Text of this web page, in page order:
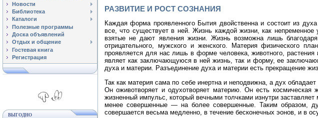
Новости
Библиотека
Каталоги
Полезные программы
Доска объявлений
Отдых и общение
Гостевая книга
Регистрация
ВЫГОДНО
РАЗВИТИЕ И РОСТ СОЗНАНИЯ
Каждая форма проявленного Бытия двойственна и состоит из
все, что существует в ней. Жизнь каждой жизни, как
взятые не дают явления жизни. Жизнь возможна лишь
отрицательного, мужского и женского. Материя физического
проявляется для нас лишь в форме человека, животного,
являет как заключающуюся в ней жизнь, так и форму, ее
духа и материи. Разъединение духа и материи есть прекращение
Так как материя сама по себе инертна и неподвижна, а дух
Он оживотворяет и одухотворяет материю. Он есть космическая
жизненный импульс, который вечными толчками изнутри
менее совершенные — на более совершенные. Таким образом,
совершается весьма медленно, в течение бесконечных эонов, и в